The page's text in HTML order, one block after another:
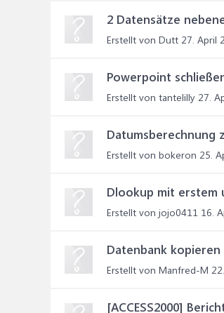
2 Datensätze
Erstellt von Dutt 27. April
Powerpoint
Erstellt von tantelilly 27.
Datumsberechnung
Erstellt von bokeron 25.
Dlookup mit erstem
Erstellt von jojo0411 16.
Datenbank kopieren
Erstellt von Manfred-M
[ACCESS2000]